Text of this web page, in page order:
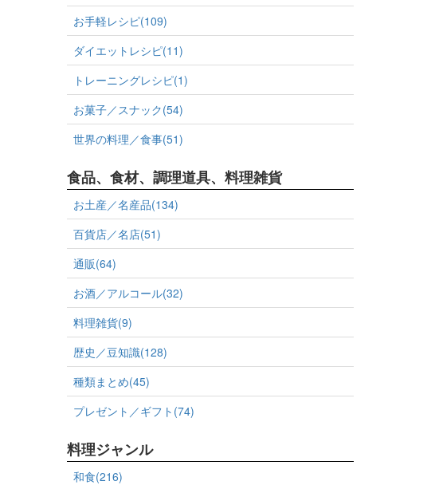
お手軽レシピ(109)
ダイエットレシピ(11)
トレーニングレシピ(1)
お菓子／スナック(54)
世界の料理／食事(51)
食品、食材、調理道具、料理雑貨
お土産／名産品(134)
百貨店／名店(51)
通販(64)
お酒／アルコール(32)
料理雑貨(9)
歴史／豆知識(128)
種類まとめ(45)
プレゼント／ギフト(74)
料理ジャンル
和食(216)